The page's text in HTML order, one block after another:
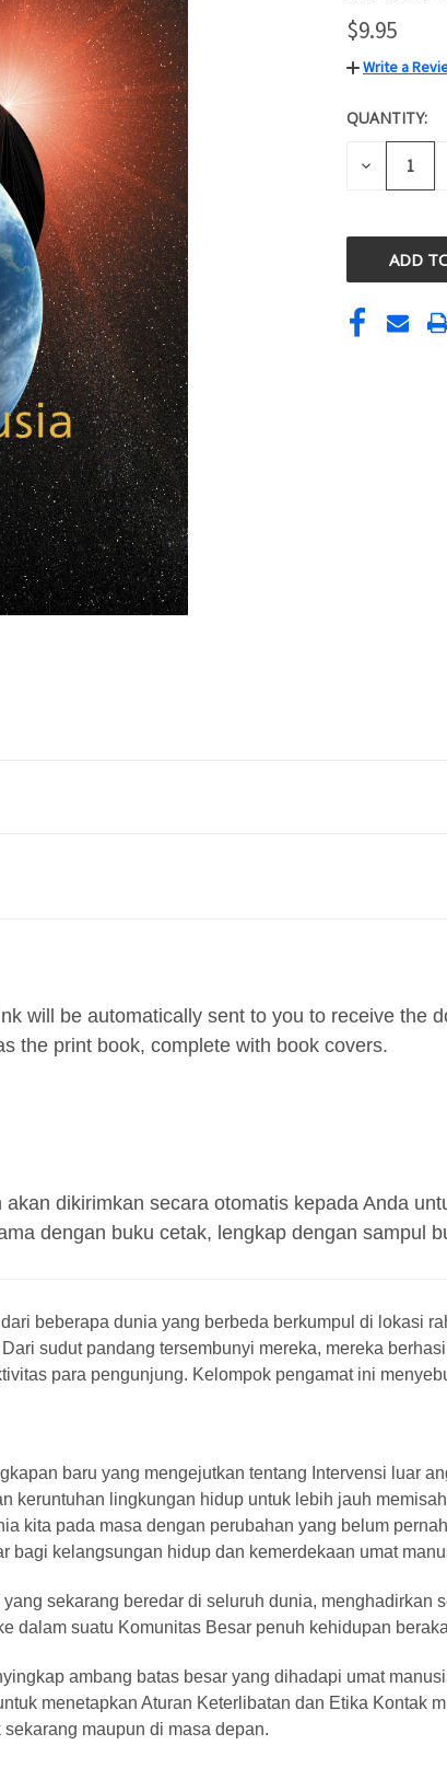
$9.95
Write a
CURRENT
STOCK:
QUANTITY:
DECREASE
will be automatically sent to you to receive the
the print book, complete with book covers.
dikirimkan secara otomatis kepada Anda
dengan buku cetak, lengkap dengan sampul
beberapa dunia yang berbeda berkumpul di lokasi
sudut pandang tersembunyi mereka, mereka
para pengunjung. Kelompok pengamat ini
baru yang mengejutkan tentang Intervensi luar
keruntuhan lingkungan hidup untuk lebih jauh
kita pada masa dengan perubahan yang belum
bagi kelangsungan hidup dan kemerdekaan umat
sekarang beredar di seluruh dunia, menghadirkan
dalam suatu Komunitas Besar penuh kehidupan
ambang batas besar yang dihadapi umat
menetapkan Aturan Keterlibatan dan Etika Kontak
maupun di masa depan.